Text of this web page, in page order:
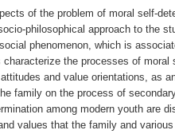
of the problem of moral self-
philosophical approach to the
phenomenon, which is
the processes of moral
and value orientations, as
family on the process of
among modern youth are
values ​​that the family and